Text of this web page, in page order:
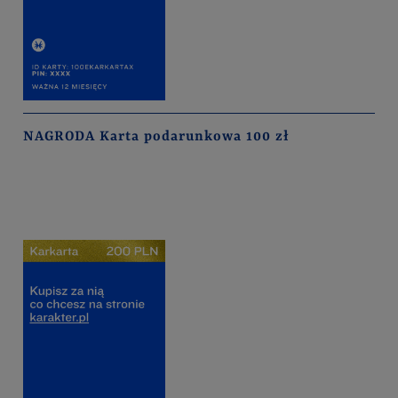
NAGRODA Karta podarunkowa 100 zł